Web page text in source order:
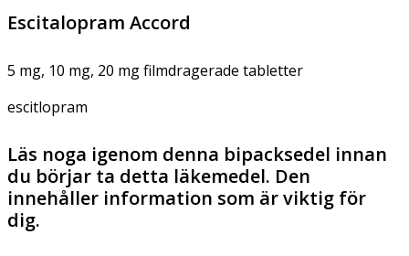
Escitalopram Accord
5 mg, 10 mg, 20 mg filmdragerade tabletter
escitlopram
Läs noga igenom denna bipacksedel innan
du börjar ta detta läkemedel. Den
innehåller information som är viktig för
dig.